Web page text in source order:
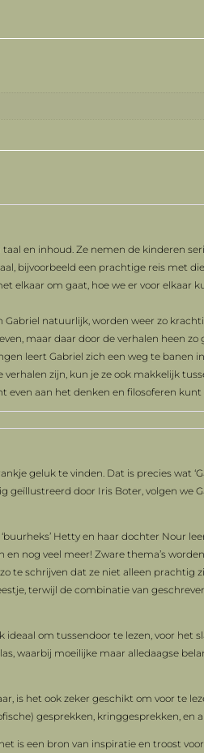
taal en inhoud. Ze nemen de kinderen
bijvoorbeeld een prachtige reis met
elkaar om gaat, hoe we er voor elkaar
Gabriel natuurlijk, worden weer zo
maar daar door de verhalen heen
leert Gabriel zich een weg te banen
zijn, kun je ze ook makkelijk
even aan het denken en filosoferen
geluk te vinden. Dat is precies wat
door Iris Boter, volgen we
Hetty en haar dochter Nour
nog veel meer! Zware thema’s
te schrijven dat ze niet alleen prachtig
terwijl de combinatie van
ideaal om tussendoor te lezen, voor
waarbij moeilijke maar alledaagse
is het ook zeker geschikt om voor te
gesprekken, kringgesprekken, en
is een bron van inspiratie en troost